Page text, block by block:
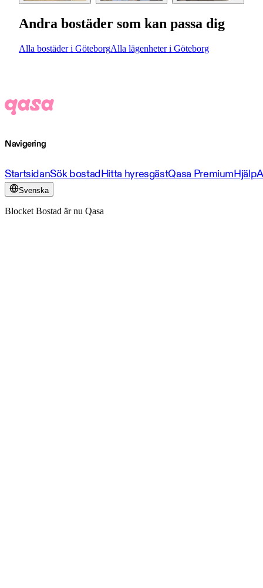
Andra bostäder som kan passa dig
Alla bostäder i GöteborgAlla lägenheter i Göteborg
Navigering
StartsidanSök bostadHitta hyresgästQasa PremiumHjälp
Svenska
Blocket Bostad är nu Qasa